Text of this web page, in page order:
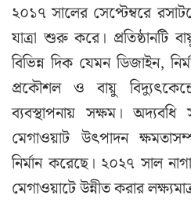
২০১৭ সালের সেপ্টেম্বরে
যাত্রা শুরু করে। প্রতিষ্ঠানটি
বিভিন্ন দিক যেমন ডিজাইন,
প্রকৌশল ও বায়ু
ব্যবস্থাপনায় সক্ষম।
মেগাওয়াট উৎপাদন
নির্মান করেছে। ২০২৭ সাল
মেগাওয়াটে উন্নীত করার